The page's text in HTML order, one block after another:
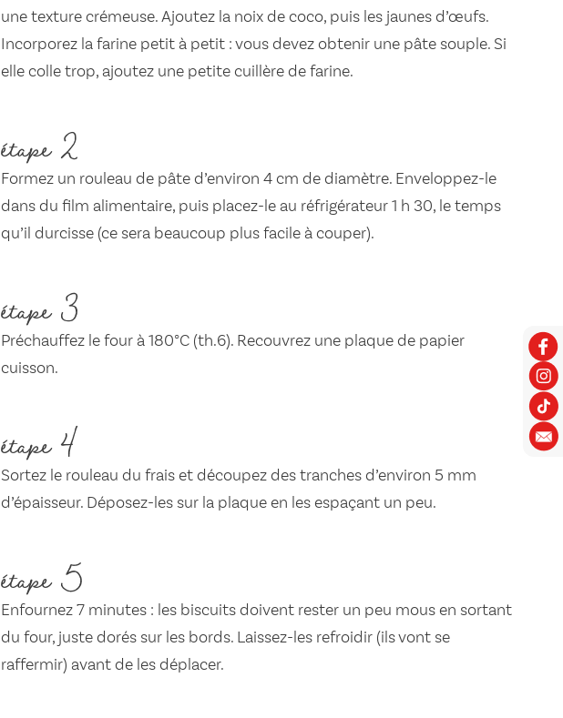
une texture crémeuse. Ajoutez la noix de coco, puis les jaunes d’œufs.
Incorporez la farine petit à petit : vous devez obtenir une pâte souple. Si
elle colle trop, ajoutez une petite cuillère de farine.
étape 2
Formez un rouleau de pâte d’environ 4 cm de diamètre. Enveloppez-le
dans du film alimentaire, puis placez-le au réfrigérateur 1 h 30, le temps
qu’il durcisse (ce sera beaucoup plus facile à couper).
étape 3
Préchauffez le four à 180°C (th.6). Recouvrez une plaque de papier
cuisson.
étape 4
Sortez le rouleau du frais et découpez des tranches d’environ 5 mm
d’épaisseur. Déposez-les sur la plaque en les espaçant un peu.
étape 5
Enfournez 7 minutes : les biscuits doivent rester un peu mous en sortant
du four, juste dorés sur les bords. Laissez-les refroidir (ils vont se
raffermir) avant de les déplacer.